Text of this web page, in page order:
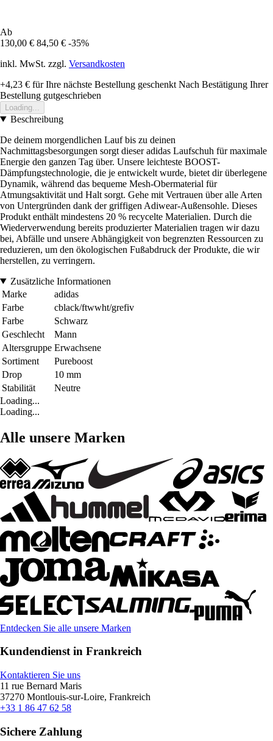
Ab
130,00 € 84,50 € -35%
inkl. MwSt. zzgl. Versandkosten
+4,23 € für Ihre nächste Bestellung geschenkt Nach Bestätigung Ihrer
Bestellung gutgeschrieben
Loading...
Beschreibung
De deinem morgendlichen Lauf bis zu deinen
Nachmittagsbesorgungen sorgt dieser adidas Laufschuh für maximale
Energie den ganzen Tag über. Unsere leichteste BOOST-
Dämpfungstechnologie, die je entwickelt wurde, bietet dir überlegene
Dynamik, während das bequeme Mesh-Obermaterial für
Atmungsaktivität und Halt sorgt. Gehe mit Vertrauen über alle Arten
von Untergründen dank der griffigen Adiwear-Außensohle. Dieses
Produkt enthält mindestens 20 % recycelte Materialien. Durch die
Wiederverwendung bereits produzierter Materialien tragen wir dazu
bei, Abfälle und unsere Abhängigkeit von begrenzten Ressourcen zu
reduzieren, um den ökologischen Fußabdruck der Produkte, die wir
herstellen, zu verringern.
Zusätzliche Informationen
Marke
adidas
Farbe
cblack/ftwwht/grefiv
Farbe
Schwarz
Geschlecht
Mann
Altersgruppe Erwachsene
Sortiment
Pureboost
Drop
10 mm
Stabilität
Neutre
Loading...
Loading...
Alle unsere Marken
Entdecken Sie alle unsere Marken
Kundendienst in Frankreich
Kontaktieren Sie uns
11 rue Bernard Maris
37270 Montlouis-sur-Loire, Frankreich
+33 1 86 47 62 58
Sichere Zahlung